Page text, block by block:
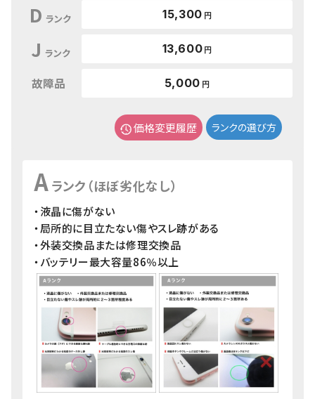
D ランク 15,300 円
J ランク 13,600 円
故障品 5,000 円
価格変更履歴 ランクの選び方
Aランク（ほぼ劣化なし）
・液晶に傷がない
・局所的に目立たない傷やスレ跡がある
・外装交換品または修理交換品
・バッテリー最大容量86％以上